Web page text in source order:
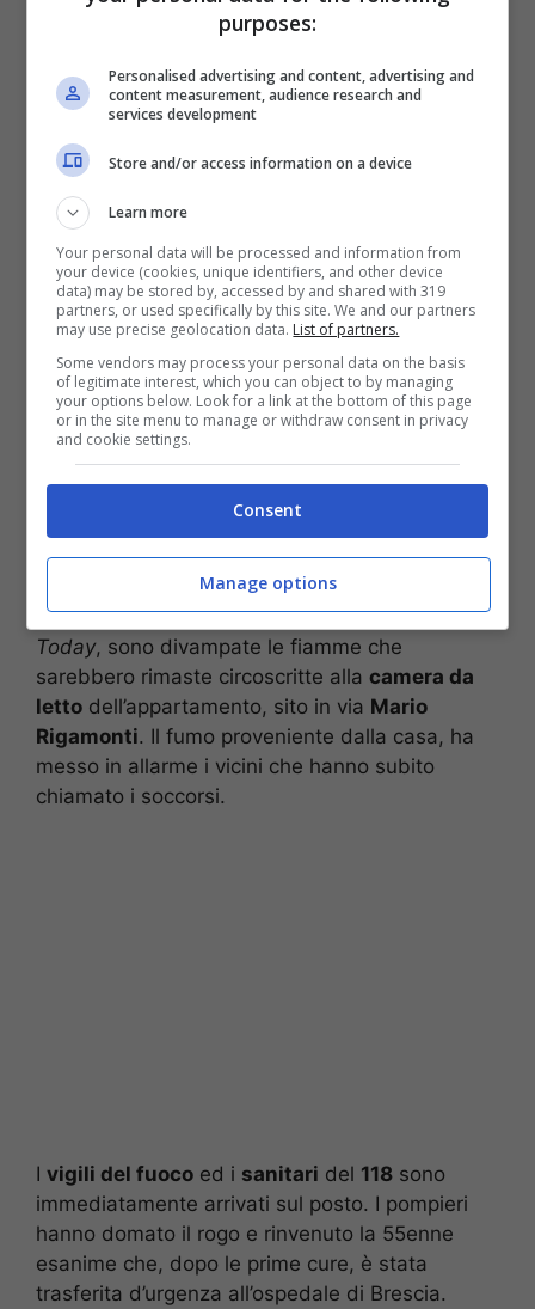
Precipitano in un canalone durante
l’escursione: morta una donna, grave un
appartamento: madre e figlia trovate
Escursionisti travolti da una valanga:
due morti e un ferito grave
Nonostante i tentativi dei medici di salvarla, non
c’è stato nulla da fare: è morta nella notte tra
sabato 1edomenica 2 aprile Loredana Rossi
la 55enne di Capriolo (Brescia) rimasta
La tragedia nella serata di venerdì, quando la
donna si trovava sola in casa: per cause ancora
da chiarire, scrive la redazione diBrescia
Today, sono divampate le fiamme che
sarebbero rimaste circoscritte alla camera da
letto dell’appartamento, sito in via Mario
Rigamonti. Il fumo proveniente dalla casa, ha
messo in allarme i vicini che hanno subito
chiamato i soccorsi.
I vigili del fuoco ed i sanitari del 118 sono
immediatamente arrivati sul posto. I pompieri
hanno domato il rogo e rinvenuto la 55enne
esanime che, dopo le prime cure, è stata
trasferita d’urgenza all’ospedale di Brescia.
purposes:
Personalised advertising and content, advertising and
content measurement, audience research and
services development
Store and/or access information on a device
Learn more
Your personal data will be processed and information from
your device (cookies, unique identifiers, and other device
data) may be stored by, accessed by and shared with 319
partners, or used specifically by this site. We and our partners
may use precise geolocation data. List of partners.
Some vendors may process your personal data on the basis
of legitimate interest, which you can object to by managing
your options below. Look for a link at the bottom of this page
or in the site menu to manage or withdraw consent in privacy
and cookie settings.
Consent
Manage options